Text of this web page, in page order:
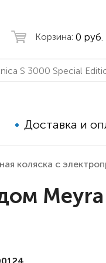
Корзина: 0 руб.
Доставка и
коляска с